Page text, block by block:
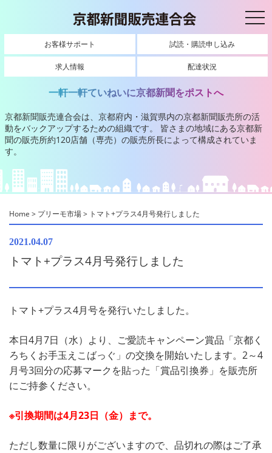
お客様サポート 試読・購読申し込み
求人情報 配達状況
一軒一軒ていねいに京都新聞をポストへ
京都新聞販売連合会は、京都府内・滋賀県内の京都新聞販売所の活
動をバックアップするための組織です。 皆さまの地域にある京都新
聞の販売所約120店舗（専売）の販売所長によって構成されていま
す。
Home > プリーモ市場> トマト+プラス4月号発行しました
2021.04.07
トマト+プラス4月号発行しました
トマト+プラス4月号を発行いたしました。
本日4月7日（水）より、ご愛読キャンペーン賞品「京都く
ろちくお手玉えこばっぐ」の交換を開始いたします。2～4
月号3回分の応募マークを貼った「賞品引換券」を販売所
にご持参ください。
※引換期間は4月23日（金）まで。
ただし数量に限りがございますので、品切れの際はご了承